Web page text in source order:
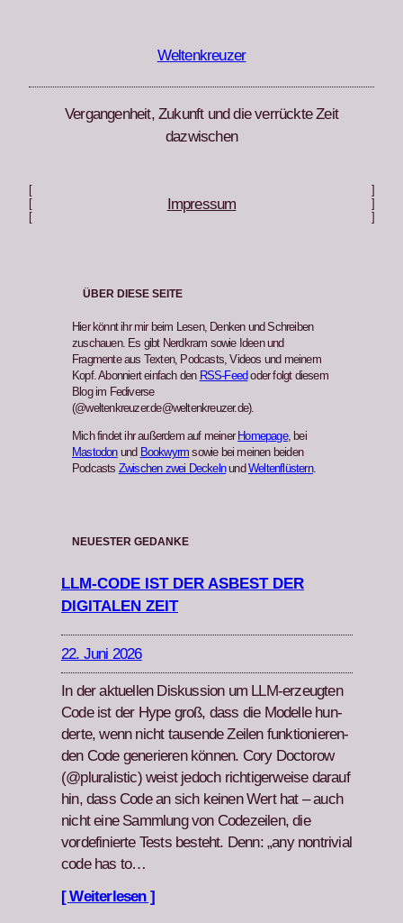
Weltenkreuzer
Vergangenheit, Zukunft und die verrückte Zeit
dazwischen
Impressum
ÜBER DIESE SEITE
Hier könnt ihr mir beim Lesen, Denken und Schreiben
zuschauen. Es gibt Nerdkram sowie Ideen und
Fragmente aus Texten, Podcasts, Videos und meinem
Kopf. Abonniert einfach den RSS-Feed oder folgt diesem
Blog im Fediverse
(@weltenkreuzer.de@weltenkreuzer.de).
Mich findet ihr außerdem auf meiner Homepage, bei
Mastodonund Bookwyrm sowie bei meinen beiden
Podcasts Zwischen zwei DeckelnundWeltenflüstern.
NEUESTER GEDANKE
LLM-CODE IST DER ASBEST DER
DIGITALEN ZEIT
22. Juni 2026
In der aktuellen Diskus­sion um LLM-erzeugten
Code ist der Hype groß, dass die Mod­elle hun­
derte, wenn nicht tausende Zeilen funk­tion­ieren­
den Code gener­ieren kön­nen. Cory Doc­torow
(@pluralistic) weist jedoch richtiger­weise darauf
hin, dass Code an sich keinen Wert hat – auch
nicht eine Samm­lung von Codezeilen, die
vordefinierte Tests beste­ht. Denn: „any non­triv­ial
code has to…
[ Weiterlesen ]